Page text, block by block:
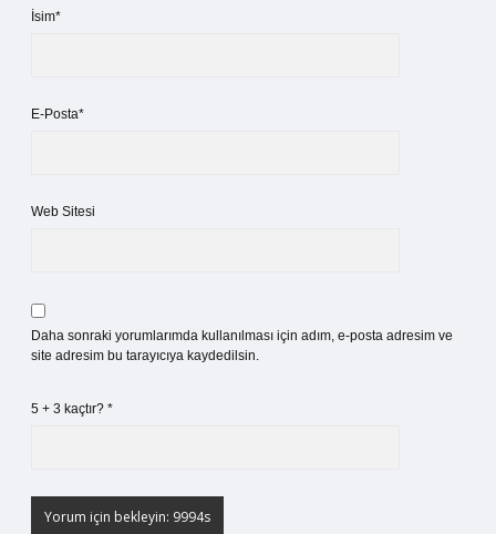
İsim*
E-Posta*
Web Sitesi
Daha sonraki yorumlarımda kullanılması için adım, e-posta adresim ve
site adresim bu tarayıcıya kaydedilsin.
5 + 3 kaçtır? *